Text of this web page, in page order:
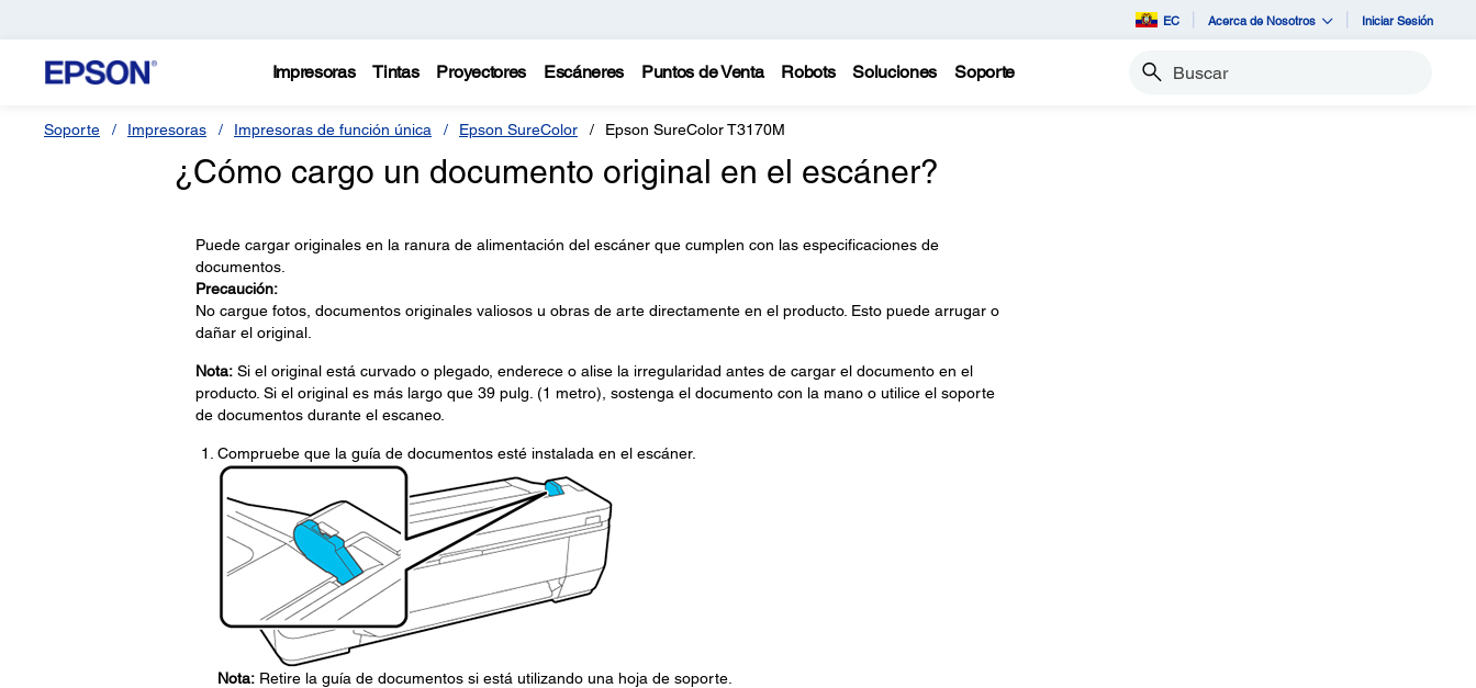
EC Acerca de Nosotros Iniciar Sesión
Impresoras Tintas Proyectores Escáneres Puntos de Venta Robots Soluciones Soporte Buscar
Soporte Impresoras Impresoras de función única Epson SureColor Epson SureColor T3170M
¿Cómo cargo un documento original en el escáner?
Puede cargar originales en la ranura de alimentación del escáner que cumplen con las especificaciones de
documentos.
Precaución:
No cargue fotos, documentos originales valiosos u obras de arte directamente en el producto. Esto puede arrugar o
dañar el original.
Nota:Si el original está curvado o plegado, enderece o alise la irregularidad antes de cargar el documento en el
producto. Si el original es más largo que 39 pulg. (1 metro), sostenga el documento con la mano o utilice el soporte
de documentos durante el escaneo.
Compruebe que la guía de documentos esté instalada en el escáner.
Nota:Retire la guía de documentos si está utilizando una hoja de soporte.